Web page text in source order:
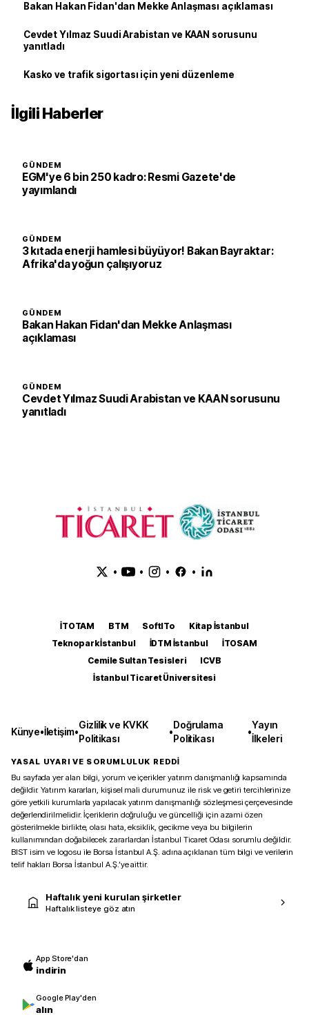
Bakan Hakan Fidan'dan Mekke Anlaşması açıklaması
Cevdet Yılmaz Suudi Arabistan ve KAAN sorusunu
yanıtladı
Kasko ve trafik sigortası için yeni düzenleme
İlgili Haberler
GÜNDEM
EGM'ye 6 bin 250 kadro: Resmi Gazete'de
yayımlandı
GÜNDEM
3 kıtada enerji hamlesi büyüyor! Bakan Bayraktar:
Afrika'da yoğun çalışıyoruz
GÜNDEM
Bakan Hakan Fidan'dan Mekke Anlaşması
açıklaması
GÜNDEM
Cevdet Yılmaz Suudi Arabistan ve KAAN sorusunu
yanıtladı
• • • •
İTOTAM BTM SoftITo
Kitap İstanbul
Teknopark İstanbul
İDTM İstanbul
İTOSAM
Cemile Sultan Tesisleri
ICVB
İstanbul Ticaret Üniversitesi
Künye•İletişim•
Gizlilik ve KVKK
Politikası
•
Doğrulama
Politikası
•
Yayın
İlkeleri
YASAL UYARI VE SORUMLULUK REDDİ
Bu sayfada yer alan bilgi, yorum ve içerikler yatırım danışmanlığı kapsamında
değildir. Yatırım kararları, kişisel mali durumunuz ile risk ve getiri tercihlerinize
göre yetkili kurumlarla yapılacak yatırım danışmanlığı sözleşmesi çerçevesinde
değerlendirilmelidir. İçeriklerin doğruluğu ve güncelliği için azami özen
gösterilmekle birlikte, olası hata, eksiklik, gecikme veya bu bilgilerin
kullanımından doğabilecek zararlardan İstanbul Ticaret Odası sorumlu değildir.
BIST isim ve logosu ile Borsa İstanbul A.Ş. adına açıklanan tüm bilgi ve verilerin
telif hakları Borsa İstanbul A.Ş.’ye aittir.
Haftalık yeni kurulan şirketler
Haftalık listeye göz atın
App Store'dan
indirin
Google Play'den
alın